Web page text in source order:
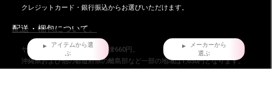
クレジットカード・銀行振込からお選びいただけます。
配送・梱包について。
ヤマト運輸でお届け。全国一律660円。
沖縄県および他の都道府県の離島部など一部の地域は1,650円となります。
アイテムから選
ぶ
メーカーから
選ぶ